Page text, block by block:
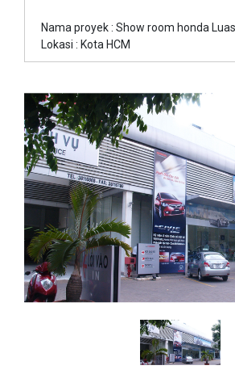
Nama proyek : Show room honda
Lokasi : Kota HCM